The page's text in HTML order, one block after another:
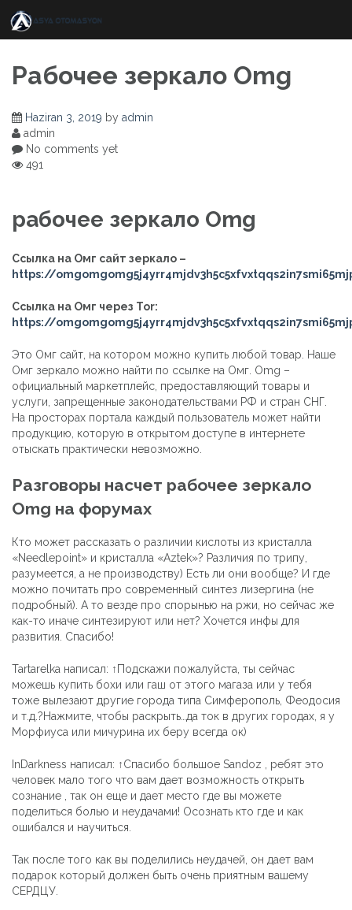
content
Рабочее зеркало Omg
Haziran 3, 2019 by admin
admin
No comments yet
491
рабочее зеркало Omg
Ссылка на Омг сайт зеркало –
https://
Ссылка на Омг через Tor:
https://
Это Омг сайт, на котором можно купить любой товар. Наше
Омг зеркало можно найти по ссылке на Омг. Omg –
официальный маркетплейс, предоставляющий товары и
услуги, запрещенные законодательствами РФ и стран СНГ.
На просторах портала каждый пользователь может найти
продукцию, которую в открытом доступе в интернете
отыскать практически невозможно.
Разговоры насчет рабочее зеркало
Omg на форумах
Кто может рассказать о различии кислоты из кристалла
«Needlepoint» и кристалла «Aztek»? Различия по трипу,
разумеется, а не производству) Есть ли они вообще? И где
можно почитать про современный синтез лизергина (не
подробный). А то везде про спорынью на ржи, но сейчас же
как-то иначе синтезируют или нет? Хочется инфы для
развития. Спасибо!
Tartarelka написал: ↑Подскажи пожалуйста, ты сейчас
можешь купить бохи или гаш от этого магаза или у тебя
тоже вылезают другие города типа Симферополь, Феодосия
и т.д.?Нажмите, чтобы раскрыть…да ток в других городах, я у
Морфиуса или мичурина их беру всегда ок)
InDarkness написал: ↑Спасибо большое Sandoz , ребят это
человек мало того что вам дает возможность открыть
сознание , так он еще и дает место где вы можете
поделиться болью и неудачами! Осознать кто где и как
ошибался и научиться.
Так после того как вы поделились неудачей, он дает вам
подарок который должен быть очень приятным вашему
СЕРДЦУ.